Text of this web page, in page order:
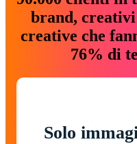
brand,
creative che
76% di
Solo